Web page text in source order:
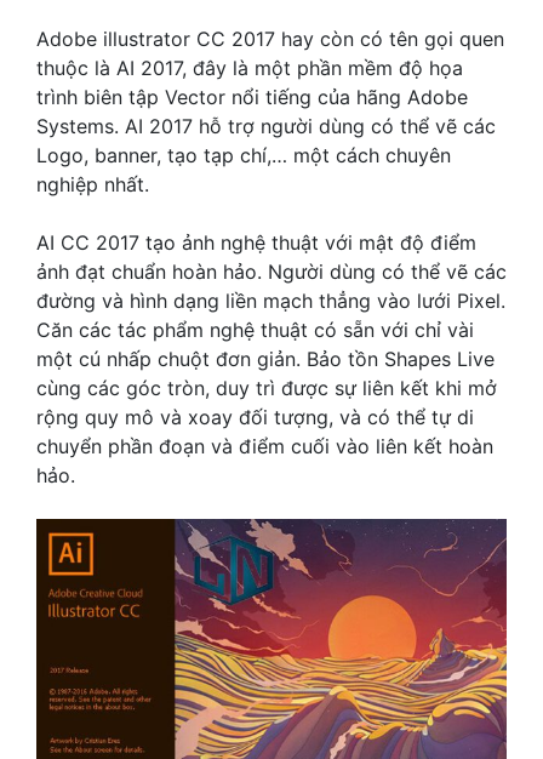
Adobe illustrator CC 2017 hay còn có tên gọi quen
thuộc là AI 2017, đây là một phần mềm độ họa
trình biên tập Vector nổi tiếng của hãng Adobe
Systems. AI 2017 hỗ trợ người dùng có thể vẽ các
Logo, banner, tạo tạp chí,… một cách chuyên
nghiệp nhất.
AI CC 2017 tạo ảnh nghệ thuật với mật độ điểm
ảnh đạt chuẩn hoàn hảo. Người dùng có thể vẽ các
đường và hình dạng liền mạch thẳng vào lưới Pixel.
Căn các tác phẩm nghệ thuật có sẵn với chỉ vài
một cú nhấp chuột đơn giản. Bảo tồn Shapes Live
cùng các góc tròn, duy trì được sự liên kết khi mở
rộng quy mô và xoay đối tượng, và có thể tự di
chuyển phần đoạn và điểm cuối vào liên kết hoàn
hảo.